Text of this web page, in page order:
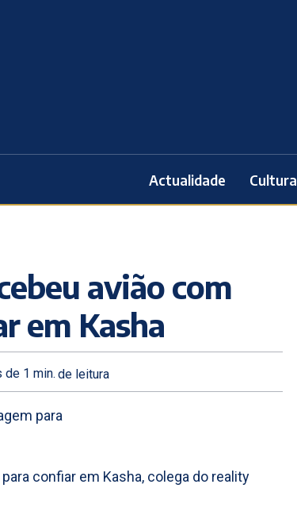
Actualidade Cultura
avião com
em Kasha
de 1 min. de leitura
confiar em Kasha, colega do reality